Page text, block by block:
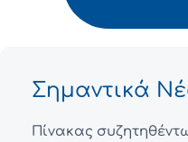
Σημαντικά
Πίνακας